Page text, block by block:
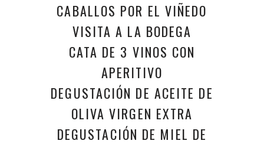
CABALLOS POR EL VIÑEDO
VISITA A LA BODEGA
CATA DE 3 VINOS CON
APERITIVO
DEGUSTACIÓN DE ACEITE DE
OLIVA VIRGEN EXTRA
DEGUSTACIÓN DE MIEL DE